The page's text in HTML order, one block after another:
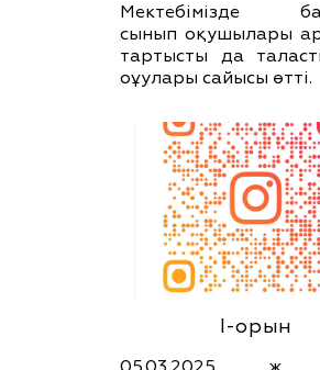
Мектебімізде
сынып оқушылары
тартысты да
оұулары сайысы өтті.
І-орын